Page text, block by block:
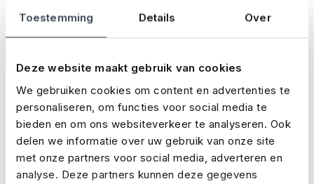
Toestemming Details Over
Deze website maakt gebruik van cookies
We gebruiken cookies om content en advertenties te
personaliseren, om functies voor social media te
bieden en om ons websiteverkeer te analyseren. Ook
delen we informatie over uw gebruik van onze site
met onze partners voor social media, adverteren en
analyse. Deze partners kunnen deze gegevens
andere vertelt hoe No Risk evenementenorganisaties
al in een vroeg stadium kan helpen om zich goed voor
te bereiden op dit soort risico’s.
Lees het artikelop de website van High Profile Events